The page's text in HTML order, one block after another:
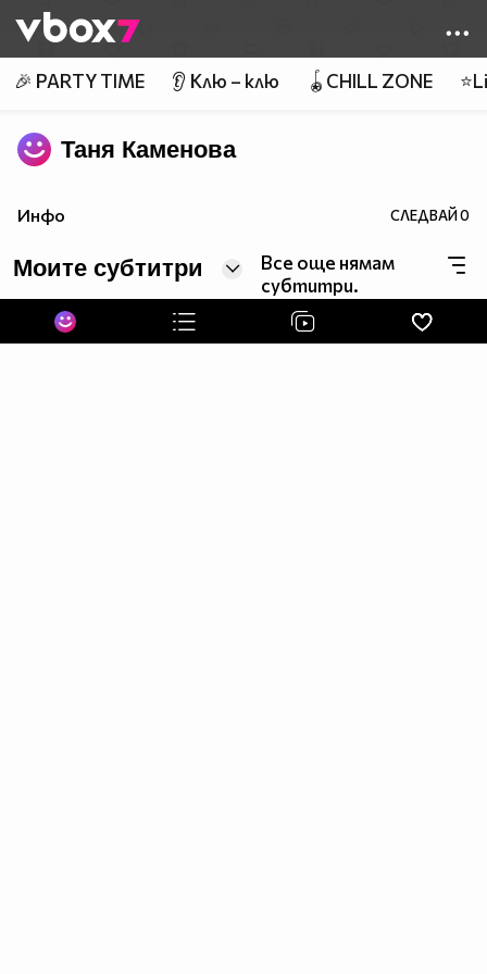
👾
🎉 PARTY TIME 👂 Клю – клю 🪀CHILL ZONE
Таня Каменова
Инфо СЛЕДВАЙ0
Моите субтитри
Все още нямам
субтитри.